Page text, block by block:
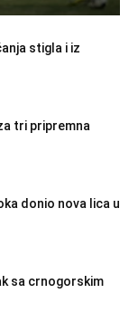
stigla i iz
tri pripremna
donio nova lica u
sa crnogorskim